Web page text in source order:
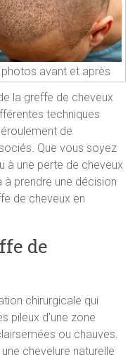
avant et après
la greffe de cheveux
techniques
de
Que vous soyez
à une perte de cheveux
prendre une décision
de cheveux en
de
chirurgicale qui
pileux d’une zone
ou chauves.
chevelure naturelle